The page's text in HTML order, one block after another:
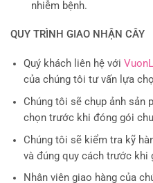
nhiễm bệnh.
QUY TRÌNH GIAO NHẬN CÂY
Quý khách liên hệ với
của chúng tôi tư vấn lựa
Chúng tôi sẽ chụp ảnh sản
chọn trước khi đóng gói
Chúng tôi sẽ kiểm tra kỹ
và đúng quy cách trước khi
Nhân viên giao hàng của